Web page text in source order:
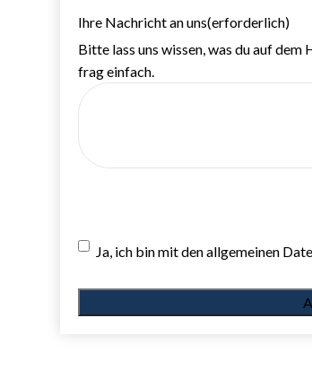
Ihre Nachricht an uns(erforderlich)
Bitte lass uns wissen, was du auf dem
frag einfach.
Ja, ich bin mit den allgemeinen